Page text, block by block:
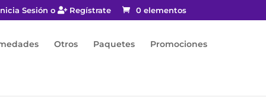
Sesión o Regístrate 0 elementos
Otros Paquetes Promociones